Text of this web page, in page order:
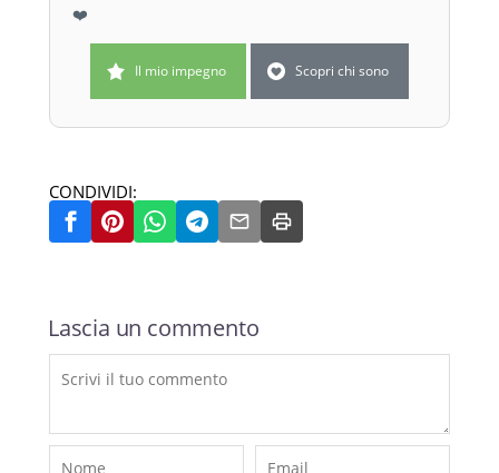
❤️
Il mio impegno Scopri chi sono
CONDIVIDI:
Lascia un commento